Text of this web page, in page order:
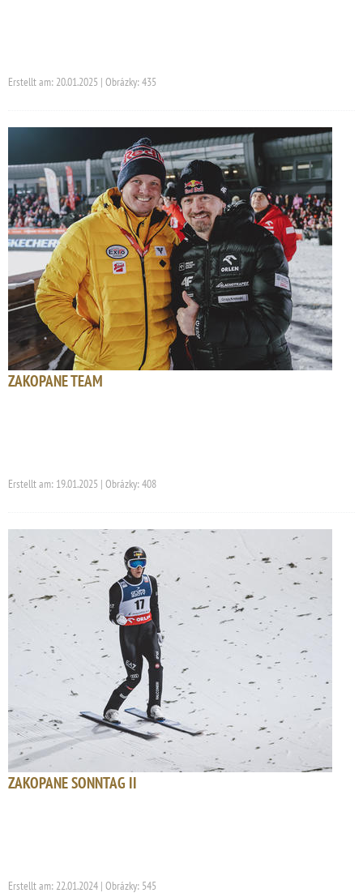
Erstellt am: 20.01.2025 | Obrázky: 435
ZAKOPANE TEAM
Erstellt am: 19.01.2025 | Obrázky: 408
ZAKOPANE SONNTAG II
Erstellt am: 22.01.2024 | Obrázky: 545